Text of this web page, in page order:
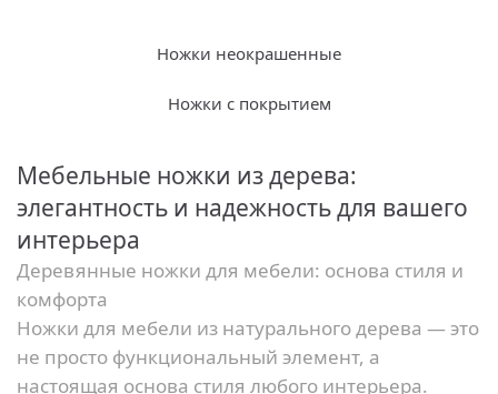
Ножки неокрашенные
Ножки с покрытием
Мебельные ножки из дерева:
элегантность и надежность для вашего
интерьера
Деревянные ножки для мебели: основа стиля и
комфорта
Ножки для мебели из натурального дерева — это
не просто функциональный элемент, а
настоящая основа стиля любого интерьера.